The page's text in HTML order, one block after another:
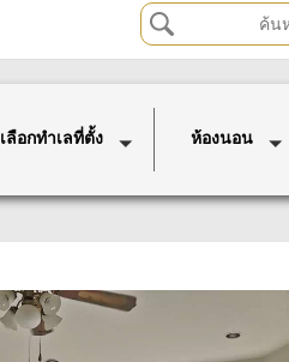
เลือกทำเลที่ตั้ง ห้องนอน